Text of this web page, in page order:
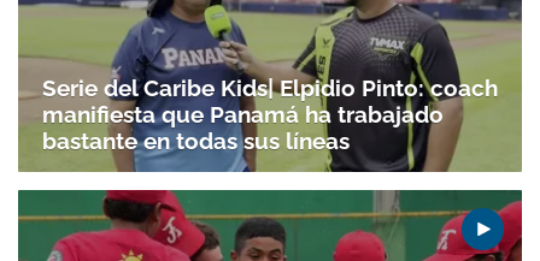
Serie del Caribe Kids| Elpidio Pinto: coach
manifiesta que Panamá ha trabajado
bastante en todas sus líneas